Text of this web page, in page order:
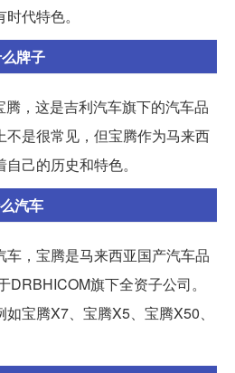
代特色。
牌子
，这是吉利汽车旗下的汽车品
不是很常见，但宝腾作为马来西
己的历史和特色。
汽车
，宝腾是马来西亚国产汽车品
旗下全资子公司。
宝腾X7、宝腾X5、宝腾X50、